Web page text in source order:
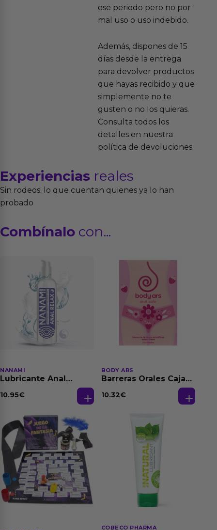
ese periodo pero no por
mal uso o uso indebido.
Además, dispones de 15
días desde la entrega
para devolver productos
que hayas recibido y que
simplemente no te
gusten o no los quieras.
Consulta todos los
detalles en nuestra
política de devoluciones.
Experiencias reales
Sin rodeos: lo que cuentan quienes ya lo han
probado
Combínalo con...
NANAMI
Lubricante Anal
Dilatación Base Agua
10.95€
BODY ARS
Barreras Orales Caja
10.32€
COBECO PHARMA